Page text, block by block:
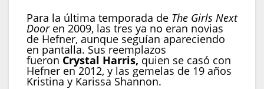
Para la última temporada de The Girls Next
Dooren 2009, las tres ya no eran novias
de Hefner, aunque seguían apareciendo
en pantalla. Sus reemplazos
fueron Crystal Harris, quien se casó con
Hefner en 2012, y las gemelas de 19 años
Kristina y Karissa Shannon.